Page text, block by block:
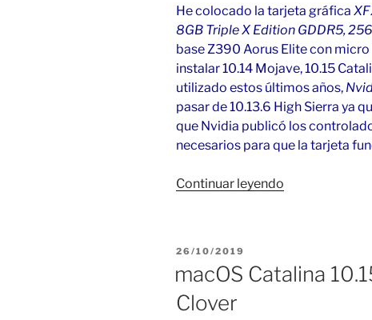
He colocado la tarjeta gráfica
8GB Triple X Edition GDDR5,
base Z390 Aorus Elite con
instalar 10.14 Mojave, 10.15
utilizado estos últimos años,
pasar de 10.13.6 High Sierra ya
que Nvidia publicó los
necesarios para que la tarjeta
Continuar leyendo
macOS»
PUBLICADO
26/10/2019
macOS Catalina
Clover